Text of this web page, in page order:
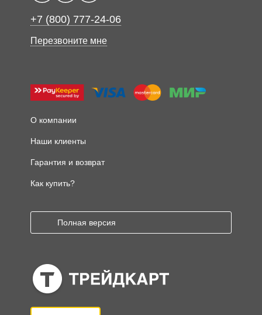
+7 (800) 777-24-06
Перезвоните мне
О компании
Наши клиенты
Гарантия и возврат
Как купить?
Полная версия